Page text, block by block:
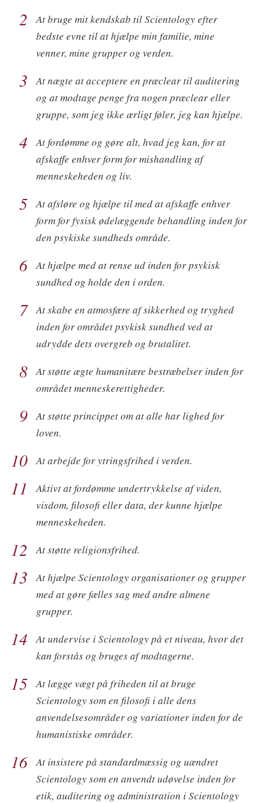
2
At bruge mit kendskab til Scientology efter
bedste evne til at hjælpe min familie, mine
venner, mine grupper og verden.
3
At nægte at acceptere en præclear til auditering
og at modtage penge fra nogen præclear eller
gruppe, som jeg ikke ærligt føler, jeg kan hjælpe.
4
At fordømme og gøre alt, hvad jeg kan, for at
afskaffe enhver form for mishandling af
menneskeheden og liv.
5
At afsløre og hjælpe til med at afskaffe enhver
form for fysisk ødelæggende behandling inden for
den psykiske sundheds område.
6
At hjælpe med at rense ud inden for psykisk
sundhed og holde den i orden.
7 At skabe en atmosfære af sikkerhed og tryghed
inden for området psykisk sundhed ved at
udrydde dets overgreb og brutalitet.
8
At støtte ægte humanitære bestræbelser inden for
området menneskerettigheder.
9
At støtte princippet om at alle har lighed for
loven.
10 At arbejde for ytringsfrihed i verden.
11
Aktivt at fordømme undertrykkelse af viden,
visdom, filosofi eller data, der kunne hjælpe
menneskeheden.
12 At støtte religionsfrihed.
13
At hjælpe Scientology organisationer og grupper
med at gøre fælles sag med andre almene
grupper.
14
At undervise i Scientology på et niveau, hvor det
kan forstås og bruges af modtagerne.
15
At lægge vægt på friheden til at bruge
Scientology som en filosofi i alle dens
anvendelsesområder og variationer inden for de
humanistiske områder.
16
At insistere på standardmæssig og uændret
Scientology som en anvendt udøvelse inden for
etik, auditering og administration i Scientology